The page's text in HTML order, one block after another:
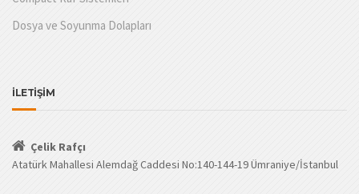
Dosya ve Soyunma Dolapları
İLETİŞİM
Çelik Rafçı
Atatürk Mahallesi Alemdağ Caddesi No:140-144-19 Ümraniye/İstanbul